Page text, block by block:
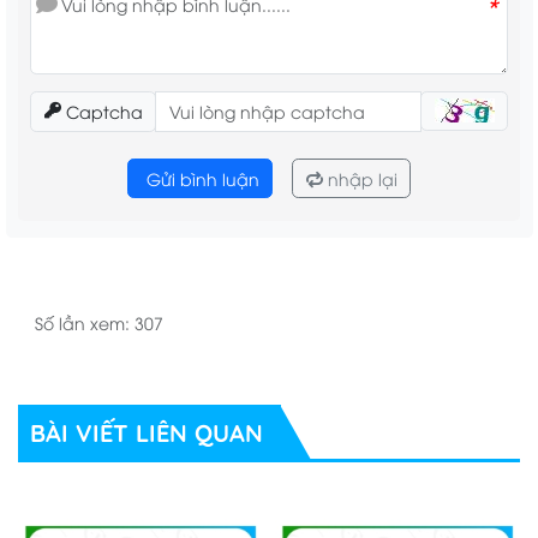
Ngoài giá bán thông thường, nhiều cửa hàng và siêu thị
khách hàng. Chẳng hạn, bạn có thể nhận được ưu đãi
khi mua sỉ hoặc khi tham gia các chương trình mua 1 tặng
1. Điều này giúp giá thành thực tế có thể giảm xuống,
Captcha
Gửi bình luận nhập lại
Số lần xem: 307
BÀI VIẾT LIÊN QUAN